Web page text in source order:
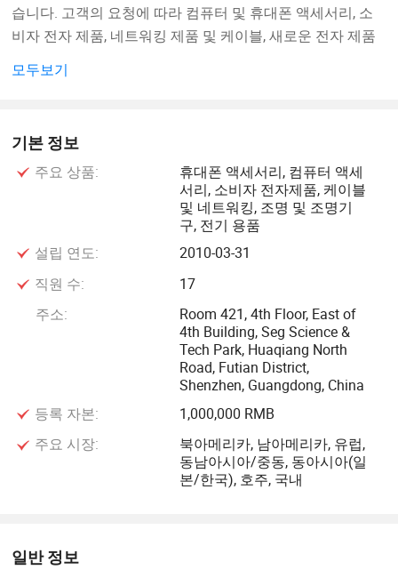
습니다. 고객의 요청에 따라 컴퓨터 및 휴대폰 액세서리, 소
비자 전자 제품, 네트워킹 제품 및 케이블, 새로운 전자 제품
계, 엔지니어링, 제조 및 판매를 전문으로 하는 숙련된 회사
Slinya는 고급 생산 장비와 강력한 개발 능력을 보유하고 있
을 뿐만 아니라, 빠르고 편리한 납기와 고객에게 최상의 서비
스를 제공하는 데 핵심적인 역할을 하는 풍부한 기술과 훈련
을 가진 기술자 및 베테랑 근로자들을 보유하고 있습니다. 고
객의 만족은 항상 우리의 주요 목표였습니다. Slinya는 모든
제품이 최상의 품질 관리를 할 수 있도록 전문적인 품질 관리
팀과 수많은 정밀 테스트 품질을 갖추고 있습니다. 또한 타사
조직으로부터 ISO9001 및 ISO14001 공식 인증서를 획득했
으며 모든 제품은 RoHS 준수로 국제적으로 인정을 받았습니
Slinya Group은 항상 기술 개발 및 마케팅 개발을 유지하고,
상의 제품을 제공하기 위해 회사의 유연성으로 시장의 요구
사항을 충족하는 데 최선을 다하고 있습니다. 당사의 제품은
모두보기
기본 정보
주요 상품:
휴대폰 액세서리, 컴퓨터 액세
서리, 소비자 전자제품, 케이블
및 네트워킹, 조명 및 조명기
구, 전기 용품
설립 연도:
2010-03-31
직원 수:
17
주소:
Room 421, 4th Floor, East of
4th Building, Seg Science &
Tech Park, Huaqiang North
Road, Futian District,
Shenzhen, Guangdong, China
등록 자본:
1,000,000 RMB
주요 시장:
북아메리카, 남아메리카, 유럽,
동남아시아/중동, 동아시아(일
본/한국), 호주, 국내
일반 정보